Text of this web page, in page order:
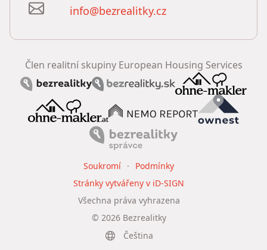
info@bezrealitky.cz
Člen realitní skupiny European Housing Services
© 2026Bezrealitky
Všechna práva vyhrazena
Soukromí
Podmínky
Stránky vytvářeny v iD-SIGN
Čeština